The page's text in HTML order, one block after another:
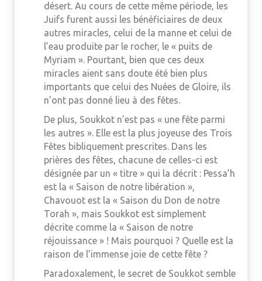
désert. Au cours de cette même période, les
Juifs furent aussi les bénéficiaires de deux
autres miracles, celui de la manne et celui de
l’eau produite par le rocher, le « puits de
Myriam ». Pourtant, bien que ces deux
miracles aient sans doute été bien plus
importants que celui des Nuées de Gloire, ils
n’ont pas donné lieu à des fêtes.
De plus, Soukkot n’est pas « une fête parmi
les autres ». Elle est la plus joyeuse des Trois
Fêtes bibliquement prescrites. Dans les
prières des fêtes, chacune de celles-ci est
désignée par un « titre » qui la décrit : Pessa’h
est la « Saison de notre libération »,
Chavouot est la « Saison du Don de notre
Torah », mais Soukkot est simplement
décrite comme la « Saison de notre
réjouissance » ! Mais pourquoi ? Quelle est la
raison de l’immense joie de cette fête ?
Paradoxalement, le secret de Soukkot semble